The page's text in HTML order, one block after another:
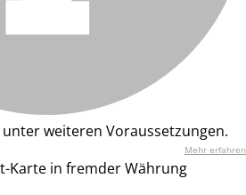
weiteren Voraussetzungen.
Mehr erfahren
Karte in fremder Währung